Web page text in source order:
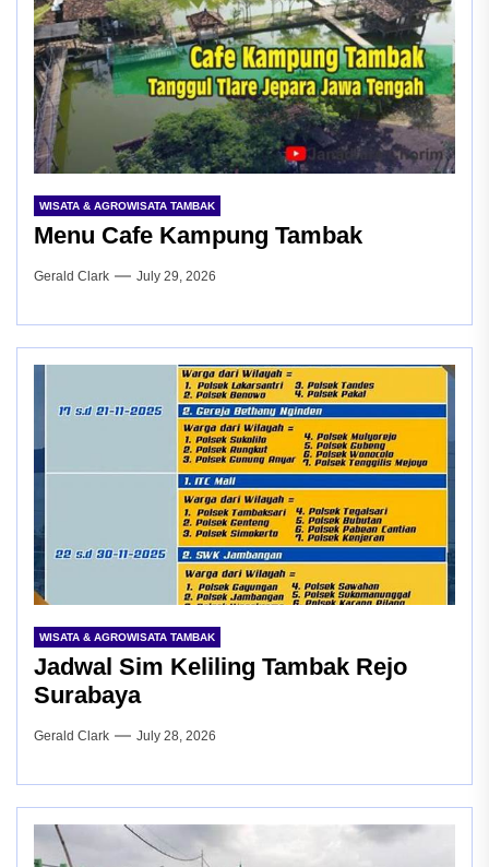
WISATA & AGROWISATA TAMBAK
Menu Cafe Kampung Tambak
Gerald Clark July 29, 2026
WISATA & AGROWISATA TAMBAK
Jadwal Sim Keliling Tambak Rejo
Surabaya
Gerald Clark July 28, 2026